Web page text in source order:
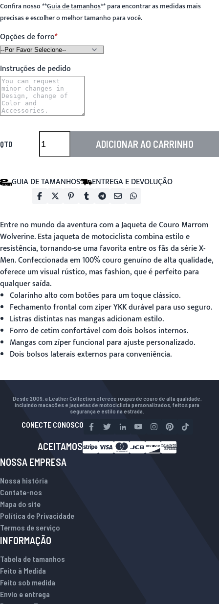
Confira nosso**Guia de tamanhos**para encontrar as medidas mais
precisas e escolher o melhor tamanho para você.
Opções de forro
Instruções de pedido
QTD ADICIONAR AO CARRINHO
GUIA DE TAMANHOS ENTREGA E DEVOLUÇÃO
Entre no mundo da aventura com aJaqueta de Couro Marrom
Wolverine. Esta jaqueta de motociclista combina estilo e
resistência, tornando-se uma favorita entre os fãs da série X-
Men. Confeccionada em 100% couro genuíno de alta qualidade,
oferece um visual rústico, mas fashion, que é perfeito para
qualquer saída.
Colarinho alto com botões para um toque clássico.
Fechamento frontal com zíper YKK durável para uso seguro.
Listras distintas nas mangas adicionam estilo.
Forro de cetim confortável com dois bolsos internos.
Mangas com zíper funcional para ajuste personalizado.
Dois bolsos laterais externos para conveniência.
Desde 2009, a Leather Collection oferece roupas de couro de alta qualidade,
incluindo macacões e jaquetas de motociclista personalizados, feitos para
segurança e estilo na estrada.
CONECTE CONOSCO
ACEITAMOS
NOSSA EMPRESA
Nossa história
Contate-nos
Mapa do site
Política de Privacidade
Termos de serviço
INFORMAÇÃO
Tabela de tamanhos
Feito à Medida
Feito sob medida
Envio e entrega